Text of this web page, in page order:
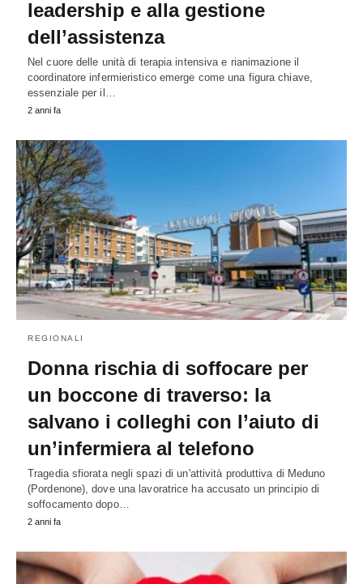
leadership e alla gestione
dell’assistenza
Nel cuore delle unità di terapia intensiva e rianimazione il
coordinatore infermieristico emerge come una figura chiave,
essenziale per il…
2 anni fa
REGIONALI
Donna rischia di soffocare per
un boccone di traverso: la
salvano i colleghi con l’aiuto di
un’infermiera al telefono
Tragedia sfiorata negli spazi di un'attività produttiva di Meduno
(Pordenone), dove una lavoratrice ha accusato un principio di
soffocamento dopo…
2 anni fa